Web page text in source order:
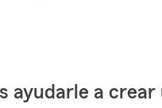
ayudarle a crear